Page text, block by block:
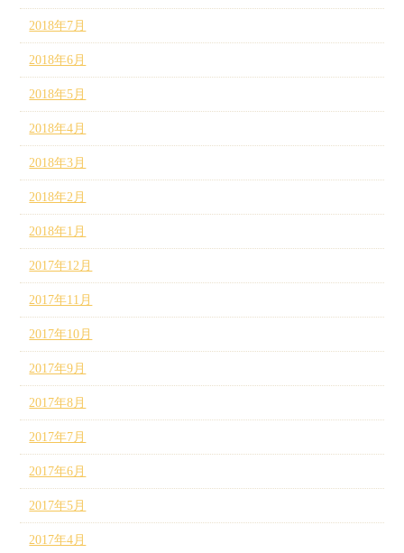
2018年7月
2018年6月
2018年5月
2018年4月
2018年3月
2018年2月
2018年1月
2017年12月
2017年11月
2017年10月
2017年9月
2017年8月
2017年7月
2017年6月
2017年5月
2017年4月